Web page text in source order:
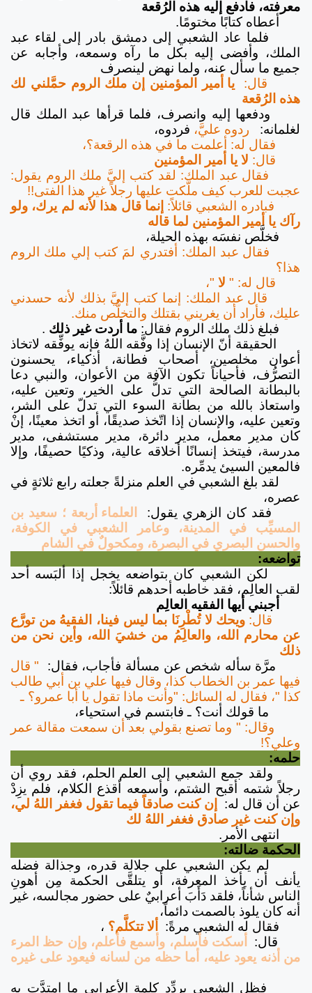
معرفته، فادفع إليه هذه الرُقعة
أعطاه كتابًا مختومًا.
فلما عاد الشعبي إلى دمشق بادر إلى لقاء عبد
الملك، وأفضى إليه بكل ما رآه وسمعه، وأجابه عن
جميع ما سأل عنه، ولما نهض لينصرف
قال:يا أمير المؤمنين إن ملك الروم حمَّلني لك
هذه الرُقعة
ودفعها إليه وانصرف، فلما قرأها عبد الملك قال
لغلمانه:
ردوه عليَّ، فردوه،
فقال له: أعلمت ما في هذه الرقعة؟،
قال: لا يا أمير المؤمنين
فقال عبد الملك: لقد كتب إليَّ ملك الروم يقول:
عجبت للعرب كيف ملَّكت عليها رجلاً غير هذا الفتى!!
فبادره الشعبي قائلاً: إنما قال هذا لأنه لم يرك، ولو
رآك يا أمير المؤمنين لما قاله
فخلَّص نفسَه بهذه الحيلة،
فقال عبد الملك: أفتدري لمَ كتب إلي ملك الروم
هذا؟
قال له: " لا"،
قال عبد الملك: إنما كتب إليَّ بذلك لأنه حسدني
عليك، فأراد أن يغريني بقتلك والتخلُّص منك.
فبلغ ذلك ملك الروم فقال: ما أردت غير ذلك .
الحقيقة أنّ الإنسان إذا وفَّقه اللهُ فإنه يوفِّقه لاتخاذ
أعوان مخلصين، أصحاب فطانة، أذكياء، يحسنون
التصرُّف، فأحياناً تكون الآفة من الأعوان، والنبي دعا
بالبطانة الصالحة التي تدلُّ على الخير، وتعين عليه،
واستعاذ بالله من بطانة السوء التي تدلّ على الشر،
وتعين عليه، والإنسان إذا اتّخذ صديقًا، أو اتخذ معينًا، إنْ
كان مدير معمل، مدير دائرة، مدير مستشفى، مدير
مدرسة، فيتخذ إنسانًا أخلاقه عالية، وذكيًا حصيفًا، وإلا
فالمعين السيئ يدمِّره.
لقد بلغ الشعبي في العلم منزلةً جعلته رابع ثلاثةٍ في
عصره،
فقد كان الزهري يقول:
العلماء أربعة ؛ سعيد بن
المسيِّب في المدينة، وعامر الشعبي في الكوفة،
والحسن البصري في البصرة، ومكحولٌ في الشام
تواضعه:
لكن الشعبي كان بتواضعه يخجل إذا ألبَسه أحد
لقب العالِم، فقد خاطبه أحدهم قائلاً:
أجبني أيها الفقيه العالِم
قال:ويحك لا تُطْرِنَا بما ليس فينا، الفقيهُ من تورَّع
عن محارم الله، والعالِمُ من خشيَ الله، وأين نحن من
ذلك
مرَّة سأله شخص عن مسألة فأجاب، فقال:
" قال
فيها عمر بن الخطاب كذا، وقال فيها علي بن أبي طالب
كذا "، فقال له السائل: "وأنت ماذا تقول يا أبا عمرو؟ ـ
ما قولك أنت؟ ـ فابتسم في استحياء،
وقال: " وما تصنع بقولي بعد أن سمعت مقالة عمر
وعلي؟!
حلمه:
ولقد جمع الشعبي إلى العلم الحلم، فقد روي أن
رجلاً شتمه أقبح الشتم، وأسمعه أقذع الكلام، فلم يزِدْ
عن أن قال له:
إن كنت صادقاً فيما تقول فغفر اللهُ لي،
وإن كنت غير صادق فغفر اللهُ لك
انتهى الأمر.
الحكمة ضالته:
لم يكن الشعبي على جلالة قدره، وجذالة فضله
يأنف أن يأخذ المعرفة، أو يتلقَّى الحكمة مِن أهونِ
الناس شأناً، فلقد دَأَبَ أعرابيٌ على حضور مجالسه، غير
أنه كان يلوذ بالصمت دائماً،
فقال له الشعبي مرةً:
ألا تتكلَّم؟ ،
قال:
أسكت فأسلم، وأسمع فأعلم، وإن حظ المرء
من أذنه يعود عليه، أما حظه من لسانه فيعود على غيره
فظل الشعبي يردِّد كلمة الأعرابي ما امتدَّت به